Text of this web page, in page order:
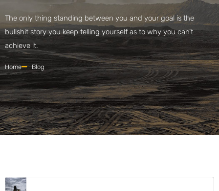
The only thing standing between you and your goal is the
bullshit story you keep telling yourself as to why you can’t
achieve it.
Home Blog